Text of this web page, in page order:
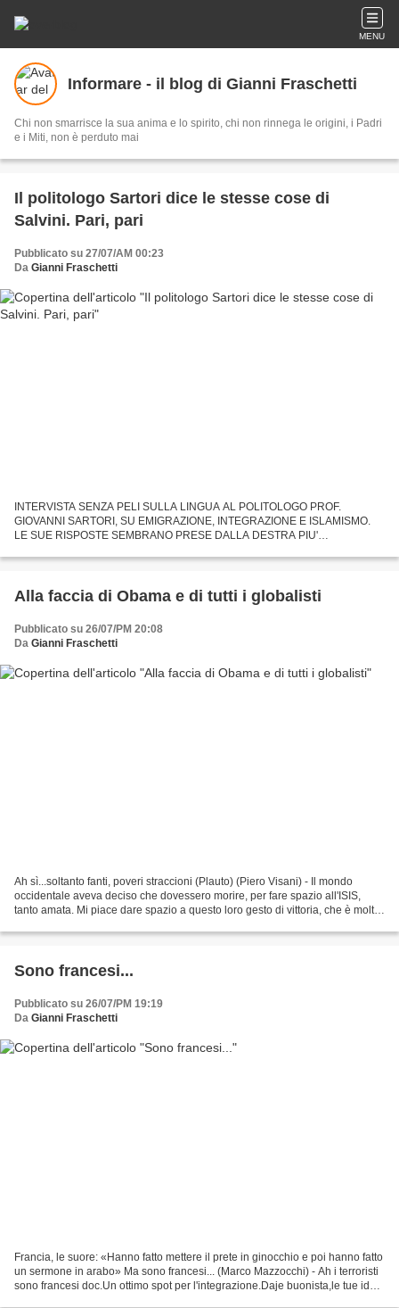
MENU
Informare - il blog di Gianni Fraschetti
Chi non smarrisce la sua anima e lo spirito, chi non rinnega le origini, i Padri
e i Miti, non è perduto mai
Il politologo Sartori dice le stesse cose di
Salvini. Pari, pari
Pubblicato su 27/07/AM 00:23
Da Gianni Fraschetti
INTERVISTA SENZA PELI SULLA LINGUA AL POLITOLOGO PROF.
GIOVANNI SARTORI, SU EMIGRAZIONE, INTEGRAZIONE E ISLAMISMO.
LE SUE RISPOSTE SEMBRANO PRESE DALLA DESTRA PIU'
politologo Giovanni...
Alla faccia di Obama e di tutti i globalisti
Pubblicato su 26/07/PM 20:08
Da Gianni Fraschetti
Ah sì...soltanto fanti, poveri straccioni (Plauto) (Piero Visani) - Il mondo
occidentale aveva deciso che dovessero morire, per fare spazio all'ISIS,
tanto amata. Mi piace dare spazio a questo loro gesto di vittoria, che è molto
Sono francesi...
Pubblicato su 26/07/PM 19:19
Da Gianni Fraschetti
Francia, le suore: «Hanno fatto mettere il prete in ginocchio e poi hanno fatto
un sermone in arabo» Ma sono francesi... (Marco Mazzocchi) - Ah i terroristi
sono francesi doc.Un ottimo spot per l'integrazione.Daje buonista,le tue idee